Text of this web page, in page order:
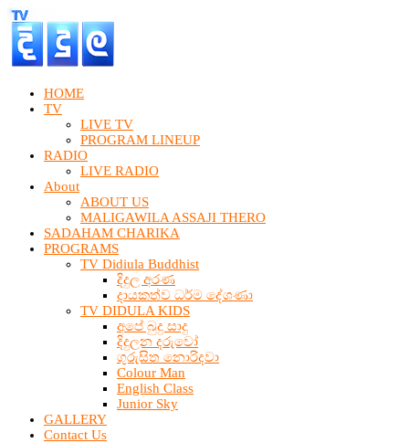
HOME
TV
LIVE TV
PROGRAM LINEUP
RADIO
LIVE RADIO
About
ABOUT US
MALIGAWILA ASSAJI THERO
SADAHAM CHARIKA
PROGRAMS
TV Didiula Buddhist
දිදුල අරණ
දායකත්ව ධර්ම දේශණා
TV DIDULA KIDS
අපේ බුදු සාදු
දිදුලන දරුවෝ
ගුරුසිත නොරිදවා
Colour Man
English Class
Junior Sky
GALLERY
Contact Us